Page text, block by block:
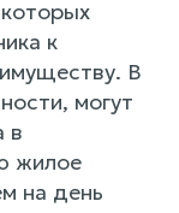
к
В
могут
в
жилое
на день